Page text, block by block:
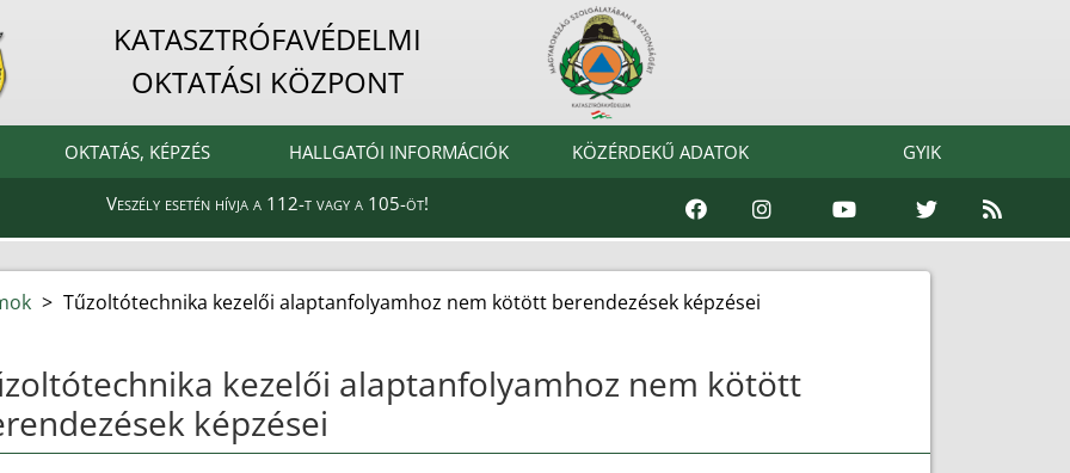
KATASZTRÓFAVÉDELMI
OKTATÁSI KÖZPONT
OKTATÁS, KÉPZÉS HALLGATÓI INFORMÁCIÓK KÖZÉRDEKŰ ADATOK GYIK
Veszély esetén hívja a 112-t vagy a 105-öt!
> Tűzoltótechnika kezelői alaptanfolyamhoz nem kötött berendezések képzései
kezelői alaptanfolyamhoz nem kötött
képzései